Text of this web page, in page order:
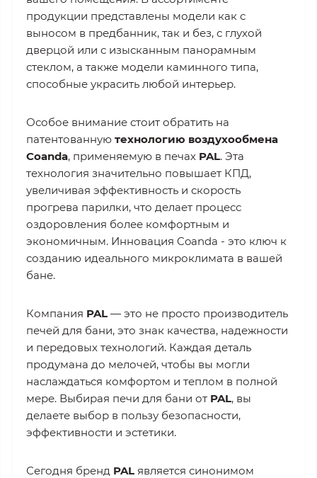
продукции представлены модели как с
выносом в предбанник, так и без, с глухой
дверцой или с изысканным панорамным
стеклом, а также модели каминного типа,
способные украсить любой интерьер.
Особое внимание стоит обратить на
патентованную технологию воздухообмена
Coanda, применяемую в печах PAL. Эта
технология значительно повышает КПД,
увеличивая эффективность и скорость
прогрева парилки, что делает процесс
оздоровления более комфортным и
экономичным. Инновация Coanda - это ключ к
созданию идеального микроклимата в вашей
бане.
Компания PAL — это не просто производитель
печей для бани, это знак качества, надежности
и передовых технологий. Каждая деталь
продумана до мелочей, чтобы вы могли
наслаждаться комфортом и теплом в полной
мере. Выбирая печи для бани от PAL, вы
делаете выбор в пользу безопасности,
эффективности и эстетики.
Сегодня бренд PAL является синонимом